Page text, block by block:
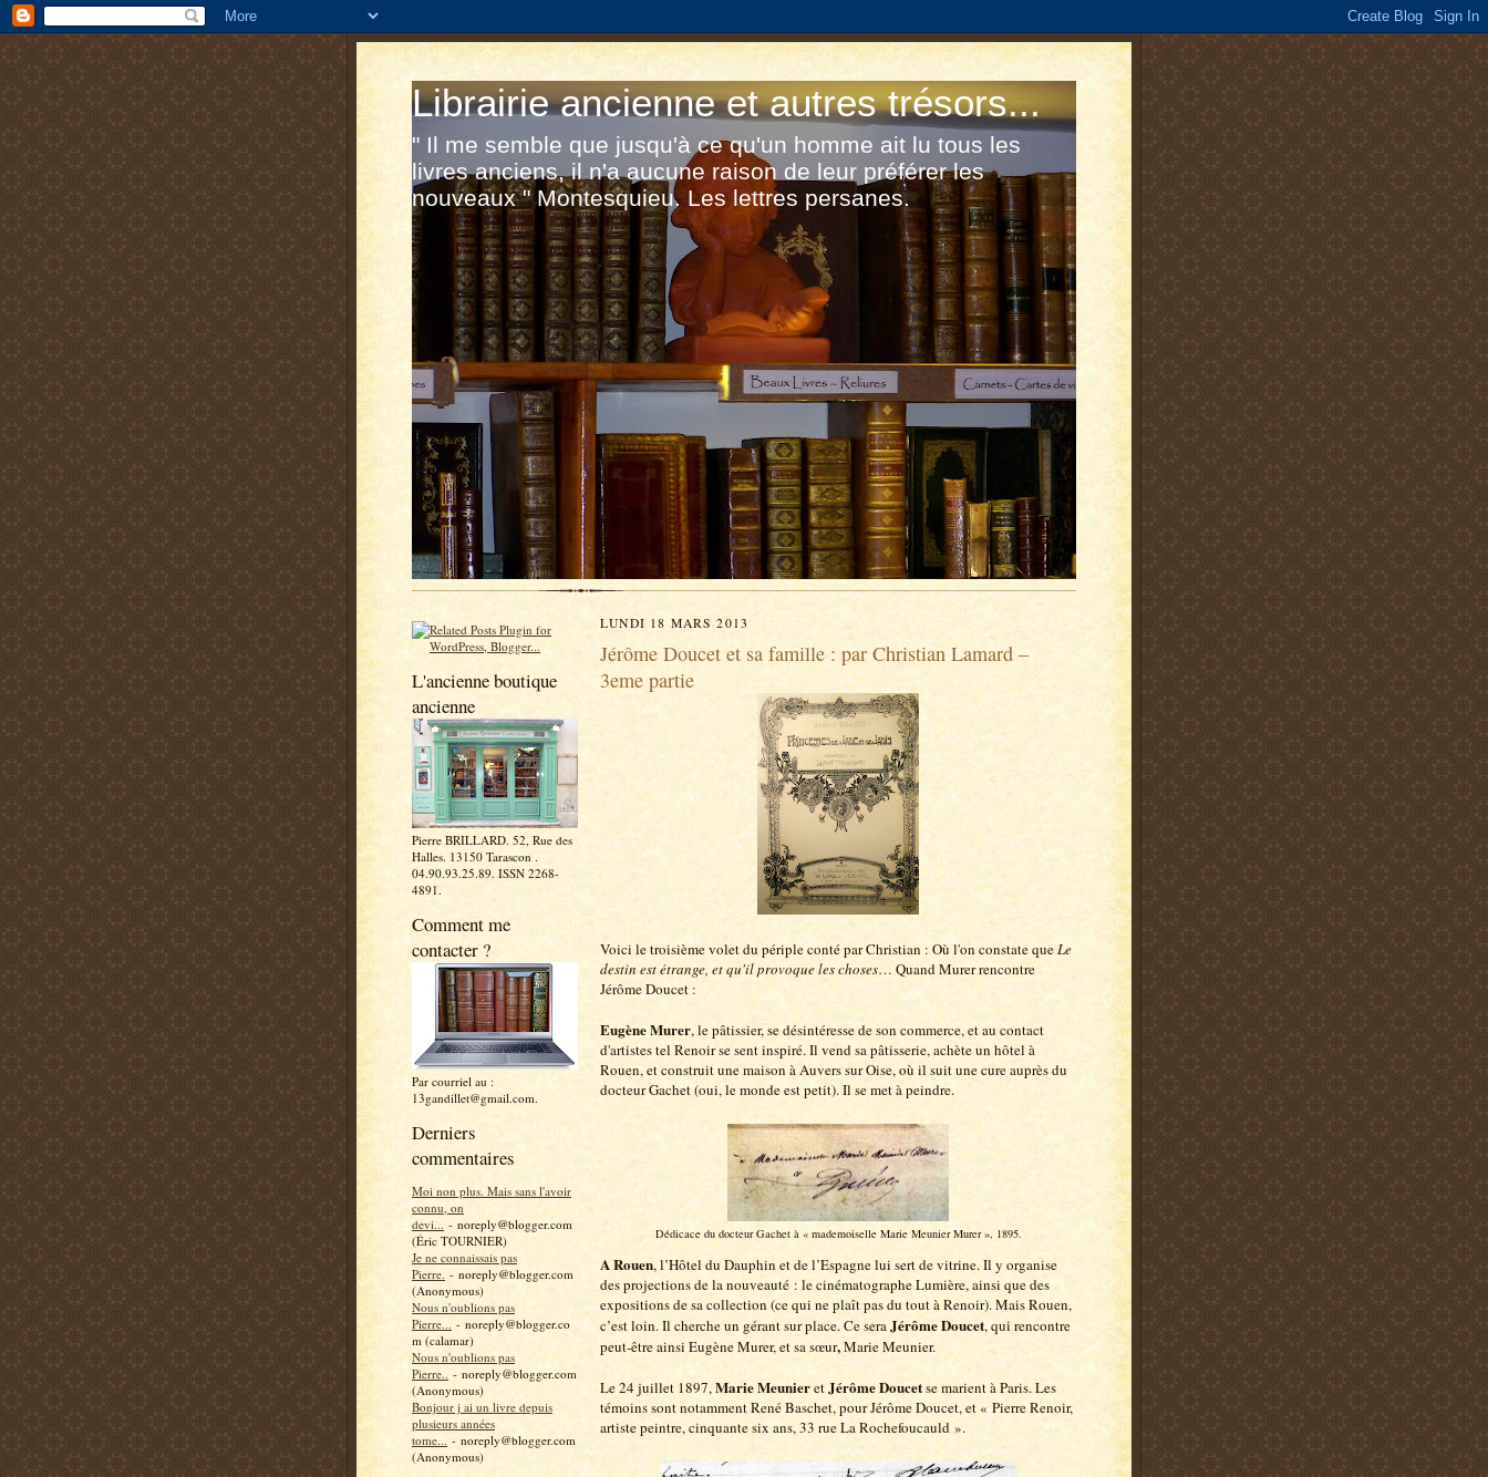
Librairie ancienne et autres trésors...
" Il me semble que jusqu'à ce qu'un homme ait lu tous les
livres anciens, il n'a aucune raison de leur préférer les
nouveaux " Montesquieu. Les lettres persanes.
L'ancienne boutique
ancienne
Pierre BRILLARD. 52, Rue des
Halles. 13150 Tarascon .
04.90.93.25.89. ISSN 2268-
4891.
Comment me
contacter ?
Par courriel au :
13gandillet@gmail.com.
Derniers
commentaires
Moi non plus. Mais sans l'avoir
connu, on
devi... - noreply@blogger.com
(Éric TOURNIER)
Je ne connaissais pas
Pierre. - noreply@blogger.com
(Anonymous)
Nous n'oublions pas
Pierre... - noreply@blogger.co
m (calamar)
Nous n'oublions pas
Pierre.. - noreply@blogger.com
(Anonymous)
Bonjour j ai un livre depuis
plusieurs années
tome... - noreply@blogger.com
(Anonymous)
LUNDI 18 MARS 2013
Jérôme Doucet et sa famille : par Christian Lamard –
3eme partie
Voici le troisième volet du périple conté par Christian : Où l'on constate queLe
destin est étrange, et qu'il provoque les choses… Quand Murer rencontre
Jérôme Doucet :
Eugène Murer, le pâtissier, se désintéresse de son commerce, et au contact
d'artistes tel Renoir se sent inspiré. Il vend sa pâtisserie, achète un hôtel à
Rouen, et construit une maison à Auvers sur Oise, où il suit une cure auprès du
docteur Gachet (oui, le monde est petit). Il se met à peindre.
Dédicace du docteur Gachet à « mademoiselle Marie Meunier Murer », 1895.
A Rouen, l’Hôtel du Dauphin et de l’Espagne lui sert de vitrine. Il y organise
des projections de la nouveauté : le cinématographe Lumière, ainsi que des
expositions de sa collection (ce qui ne plaît pas du tout à Renoir). Mais Rouen,
c’est loin. Il cherche un gérant sur place. Ce sera Jérôme Doucet, qui rencontre
peut-être ainsi Eugène Murer, et sa sœur,Marie Meunier.
Le 24 juillet 1897, Marie MeunieretJérôme Doucetse marient à Paris. Les
témoins sont notamment René Baschet, pour Jérôme Doucet, et « Pierre Renoir,
artiste peintre, cinquante six ans, 33 rue La Rochefoucauld ».